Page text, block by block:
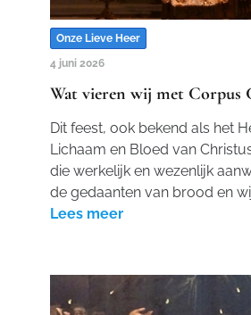
Onze Lieve Heer
4 juni 2026
Wat vieren wij met Corpus
Dit feest, ook bekend als het
Lichaam en Bloed van
die werkelijk en wezenlijk
de gedaanten van brood en
Lees meer